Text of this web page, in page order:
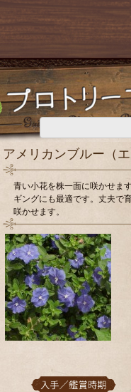
アメリカンブルー（エ
青い小花を株一面に咲かせま
ギングにも最適です。丈夫で
咲かせます。